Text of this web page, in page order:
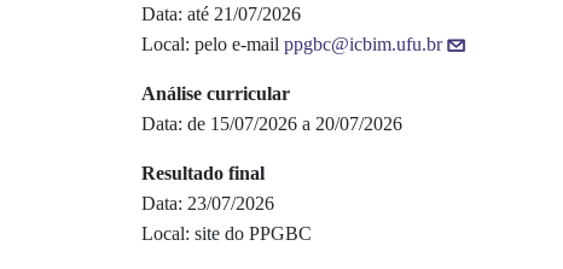
Data: até 21/07/2026
Local: pelo e-mail ppgbc@icbim.ufu.br
Análise curricular
Data: de 15/07/2026 a 20/07/2026
Resultado final
Data: 23/07/2026
Local: site do PPGBC